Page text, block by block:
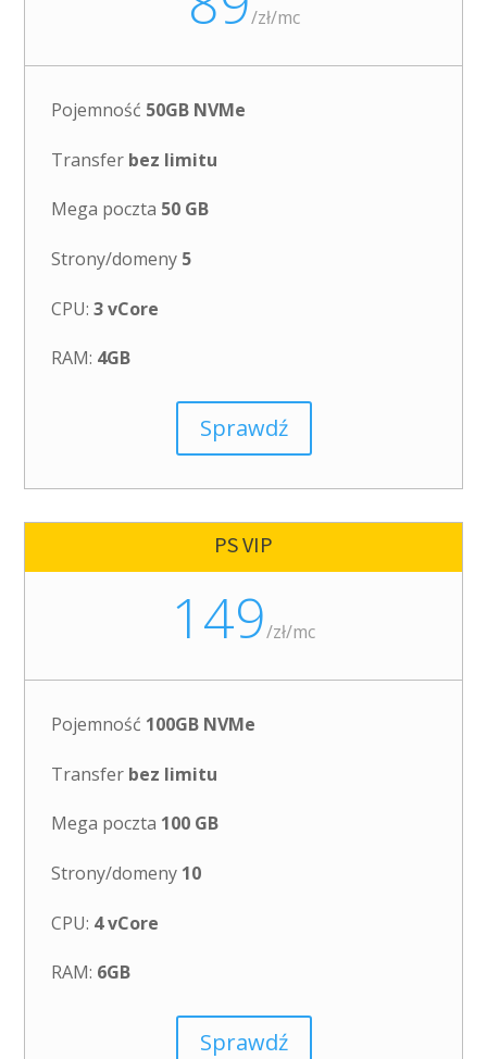
/zł/mc
Pojemność 50GB NVMe
Transfer bez limitu
Mega poczta 50 GB
Strony/domeny 5
CPU:3 vCore
RAM: 4GB
Sprawdź
PS VIP
149/zł/mc
Pojemność 100GB NVMe
Transfer bez limitu
Mega poczta 100 GB
Strony/domeny 10
CPU: 4 vCore
RAM: 6GB
Sprawdź